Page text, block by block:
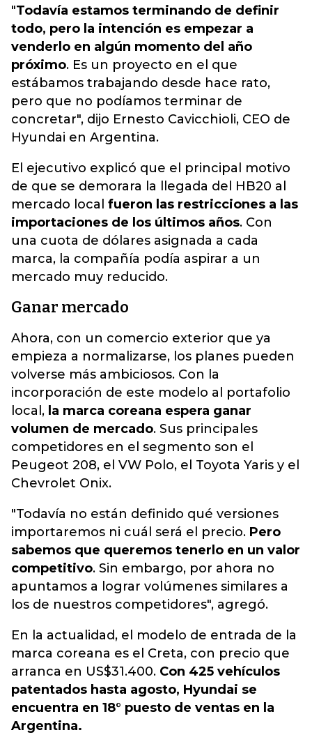
"Todavía estamos terminando de definir
todo, pero la intención es empezar a
venderlo en algún momento del año
próximo. Es un proyecto en el que
estábamos trabajando desde hace rato,
pero que no podíamos terminar de
concretar", dijo Ernesto Cavicchioli, CEO de
Hyundai en Argentina.
El ejecutivo explicó que el principal motivo
de que se demorara la llegada del HB20 al
mercado local fueron las restricciones a las
importaciones de los últimos años. Con
una cuota de dólares asignada a cada
marca, la compañía podía aspirar a un
mercado muy reducido.
Ganar mercado
Ahora, con un comercio exterior que ya
empieza a normalizarse, los planes pueden
volverse más ambiciosos. Con la
incorporación de este modelo al portafolio
local, la marca coreana espera ganar
volumen de mercado. Sus principales
competidores en el segmento son el
Peugeot 208, el VW Polo, el Toyota Yaris y el
Chevrolet Onix.
"Todavía no están definido qué versiones
importaremos ni cuál será el precio. Pero
sabemos que queremos tenerlo en un valor
competitivo. Sin embargo, por ahora no
apuntamos a lograr volúmenes similares a
los de nuestros competidores", agregó.
En la actualidad, el modelo de entrada de la
marca coreana es el Creta, con precio que
arranca en US$31.400. Con 425 vehículos
patentados hasta agosto, Hyundai se
encuentra en 18° puesto de ventas en la
Argentina.